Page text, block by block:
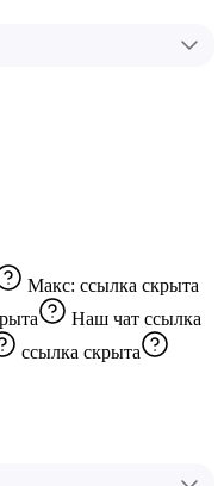
Макс: ссылка скрыта
Наш чат ссылка
ссылка скрыта